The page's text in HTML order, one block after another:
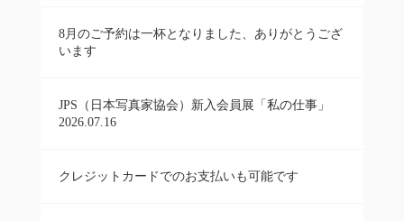
8月のご予約は一杯となりました、ありがとうござ
います
JPS（日本写真家協会）新入会員展「私の仕事」
2026.07.16
クレジットカードでのお支払いも可能です